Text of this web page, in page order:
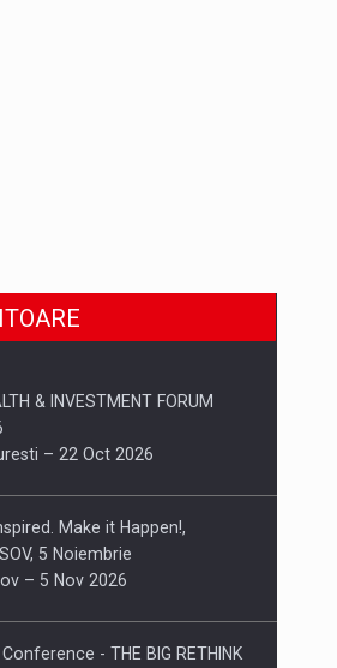
& INVESTMENT FORUM
– 22 Oct 2026
Make it Happen!,
5 Noiembrie
– 5 Nov 2026
Conference - THE BIG RETHINK